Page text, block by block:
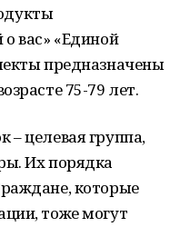
вас» «Единой
предназначены
75-79 лет.
– целевая группа,
Их порядка
которые
тоже могут